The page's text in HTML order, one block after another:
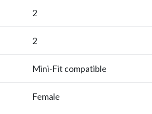
2
2
Mini-Fit compatible
Female